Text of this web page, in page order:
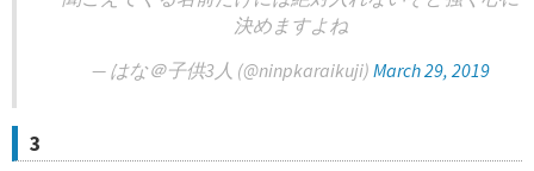
決めますよね
— はな＠子供3人 (@ninpkaraikuji) March 29, 2019
3